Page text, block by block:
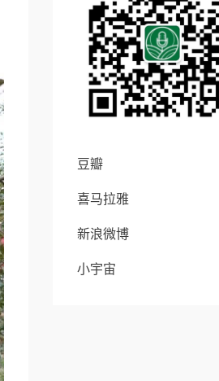
豆瓣
喜马拉雅
新浪微博
小宇宙